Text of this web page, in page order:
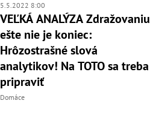
5.5.2022 8:00
VEĽKÁ ANALÝZA Zdražovaniu
ešte nie je koniec:
Hrôzostrašné slová
analytikov! Na TOTO sa treba
pripraviť
Domáce